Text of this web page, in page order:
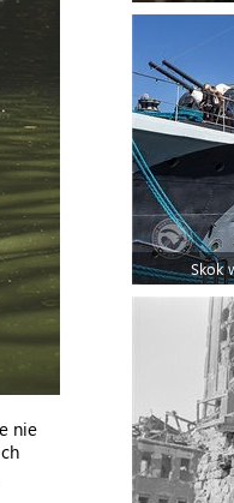
nie
Skok